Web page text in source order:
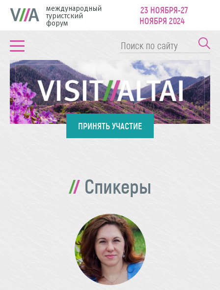
международный
туристский
форум
23 НОЯБРЯ-27
НОЯБРЯ 2024
ПРИНЯТЬ УЧАСТИЕ
Спикеры